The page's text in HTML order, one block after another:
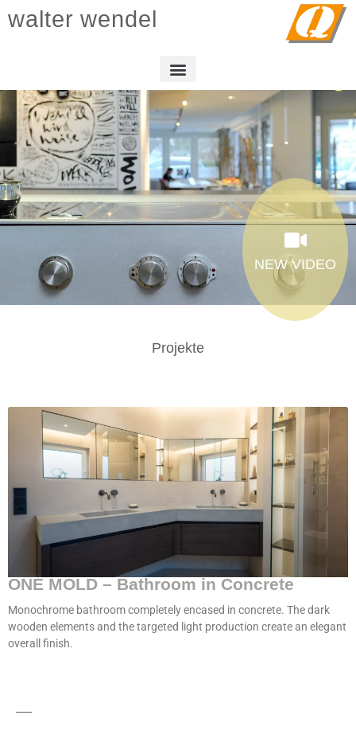
walter wendel
NEW VIDEO
Projekte
ONE MOLD – Bathroom in Concrete
Monochrome bathroom completely encased in concrete. The dark
wooden elements and the targeted light production create an elegant
overall finish.